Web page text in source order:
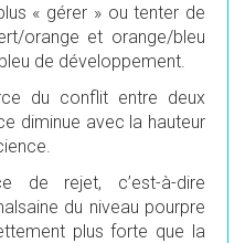
« gérer » ou tenter de
orange et orange/bleu
de développement.
du conflit entre deux
diminue avec la hauteur
de rejet, c’est-à-dire
du niveau pourpre
plus forte que la